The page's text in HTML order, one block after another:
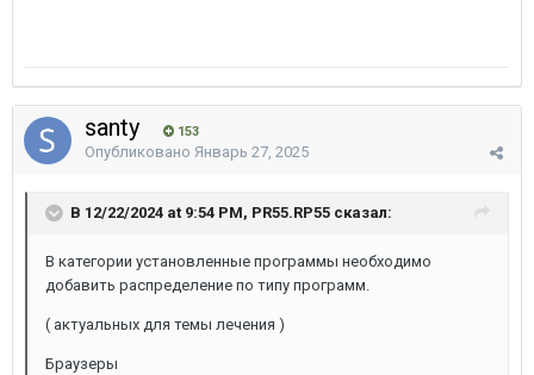
santy 153
Опубликовано Январь 27, 2025
В 12/22/2024 at 9:54 PM, PR55.RP55 сказал:
В категории установленные программы необходимо
добавить распределение по типу программ.
( актуальных для темы лечения )
Браузеры